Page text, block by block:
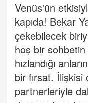
Venüs'ün
kapıda! Bekar
çekebilecek
hoş bir sohbetin
hızlandığı
bir fırsat. İlişkisi
partnerleriyle